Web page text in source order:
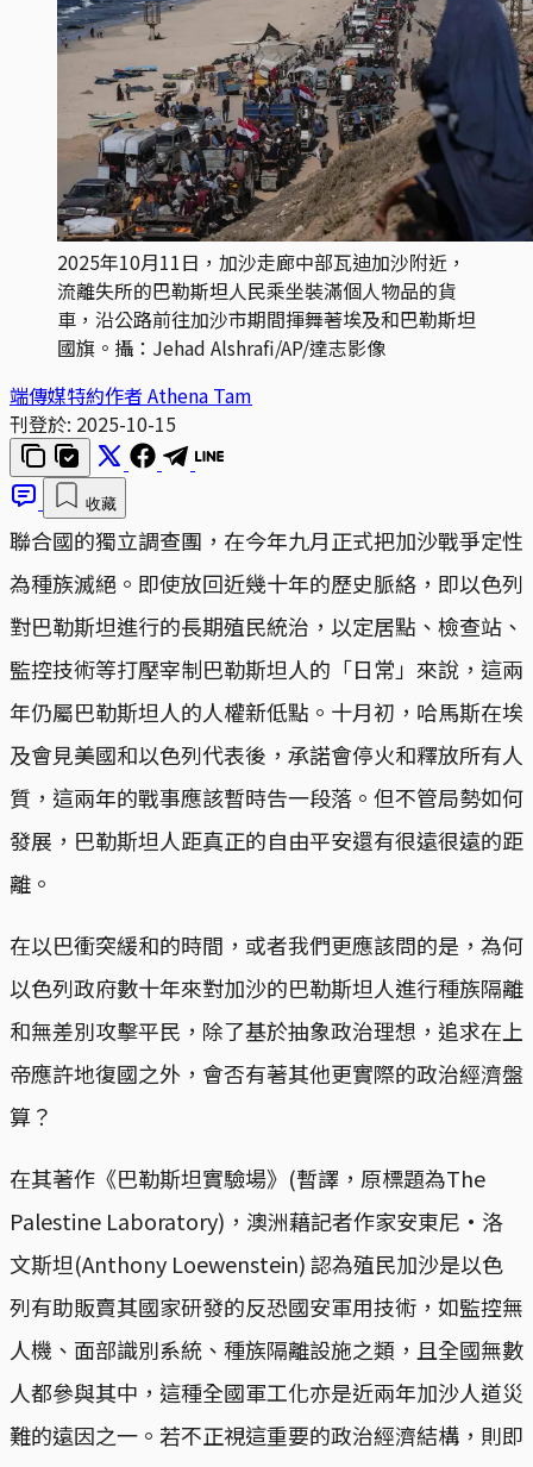
2025年10月11日，加沙走廊中部瓦迪加沙附近，
流離失所的巴勒斯坦人民乘坐裝滿個人物品的貨
車，沿公路前往加沙市期間揮舞著埃及和巴勒斯坦
國旗。攝：Jehad Alshrafi/AP/達志影像
端傳媒特約作者 Athena Tam
刊登於: 2025-10-15
收藏
聯合國的獨立調查團，在今年九月正式把加沙戰爭定性
為種族滅絕。即使放回近幾十年的歷史脈絡，即以色列
對巴勒斯坦進行的長期殖民統治，以定居點、檢查站、
監控技術等打壓宰制巴勒斯坦人的「日常」來說，這兩
年仍屬巴勒斯坦人的人權新低點。十月初，哈馬斯在埃
及會見美國和以色列代表後，承諾會停火和釋放所有人
質，這兩年的戰事應該暫時告一段落。但不管局勢如何
發展，巴勒斯坦人距真正的自由平安還有很遠很遠的距
離。
在以巴衝突緩和的時間，或者我們更應該問的是，為何
以色列政府數十年來對加沙的巴勒斯坦人進行種族隔離
和無差別攻擊平民，除了基於抽象政治理想，追求在上
帝應許地復國之外，會否有著其他更實際的政治經濟盤
算？
在其著作《巴勒斯坦實驗場》(暫譯，原標題為The
Palestine Laboratory)，澳洲藉記者作家安東尼·洛
文斯坦(Anthony Loewenstein) 認為殖民加沙是以色
列有助販賣其國家研發的反恐國安軍用技術，如監控無
人機、面部識別系統、種族隔離設施之類，且全國無數
人都參與其中，這種全國軍工化亦是近兩年加沙人道災
難的遠因之一。若不正視這重要的政治經濟結構，則即